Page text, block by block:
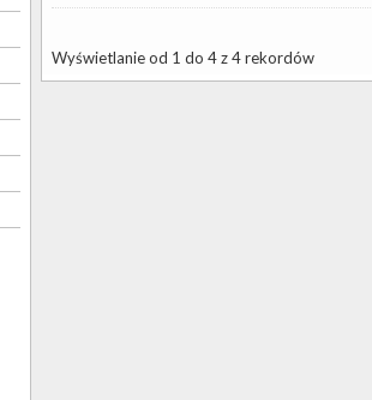
Wyświetlanie od 1 do 4 z 4 rekordów